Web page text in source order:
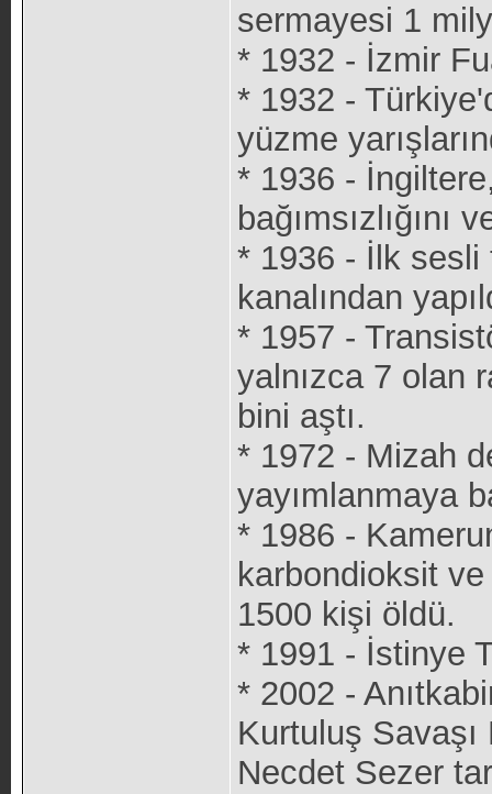
sermayesi 1
* 1932 - İzmir
* 1932 -
yüzme
* 1936 -
bağımsızlığını
* 1936 - İlk
kanalından
* 1957 -
yalnızca 7 olan
bini aştı.
* 1972 - Mizah
yayımlanmaya
* 1986 -
karbondioksit ve
1500 kişi öldü.
* 1991 - İstinye
* 2002 -
Kurtuluş
Necdet Sezer